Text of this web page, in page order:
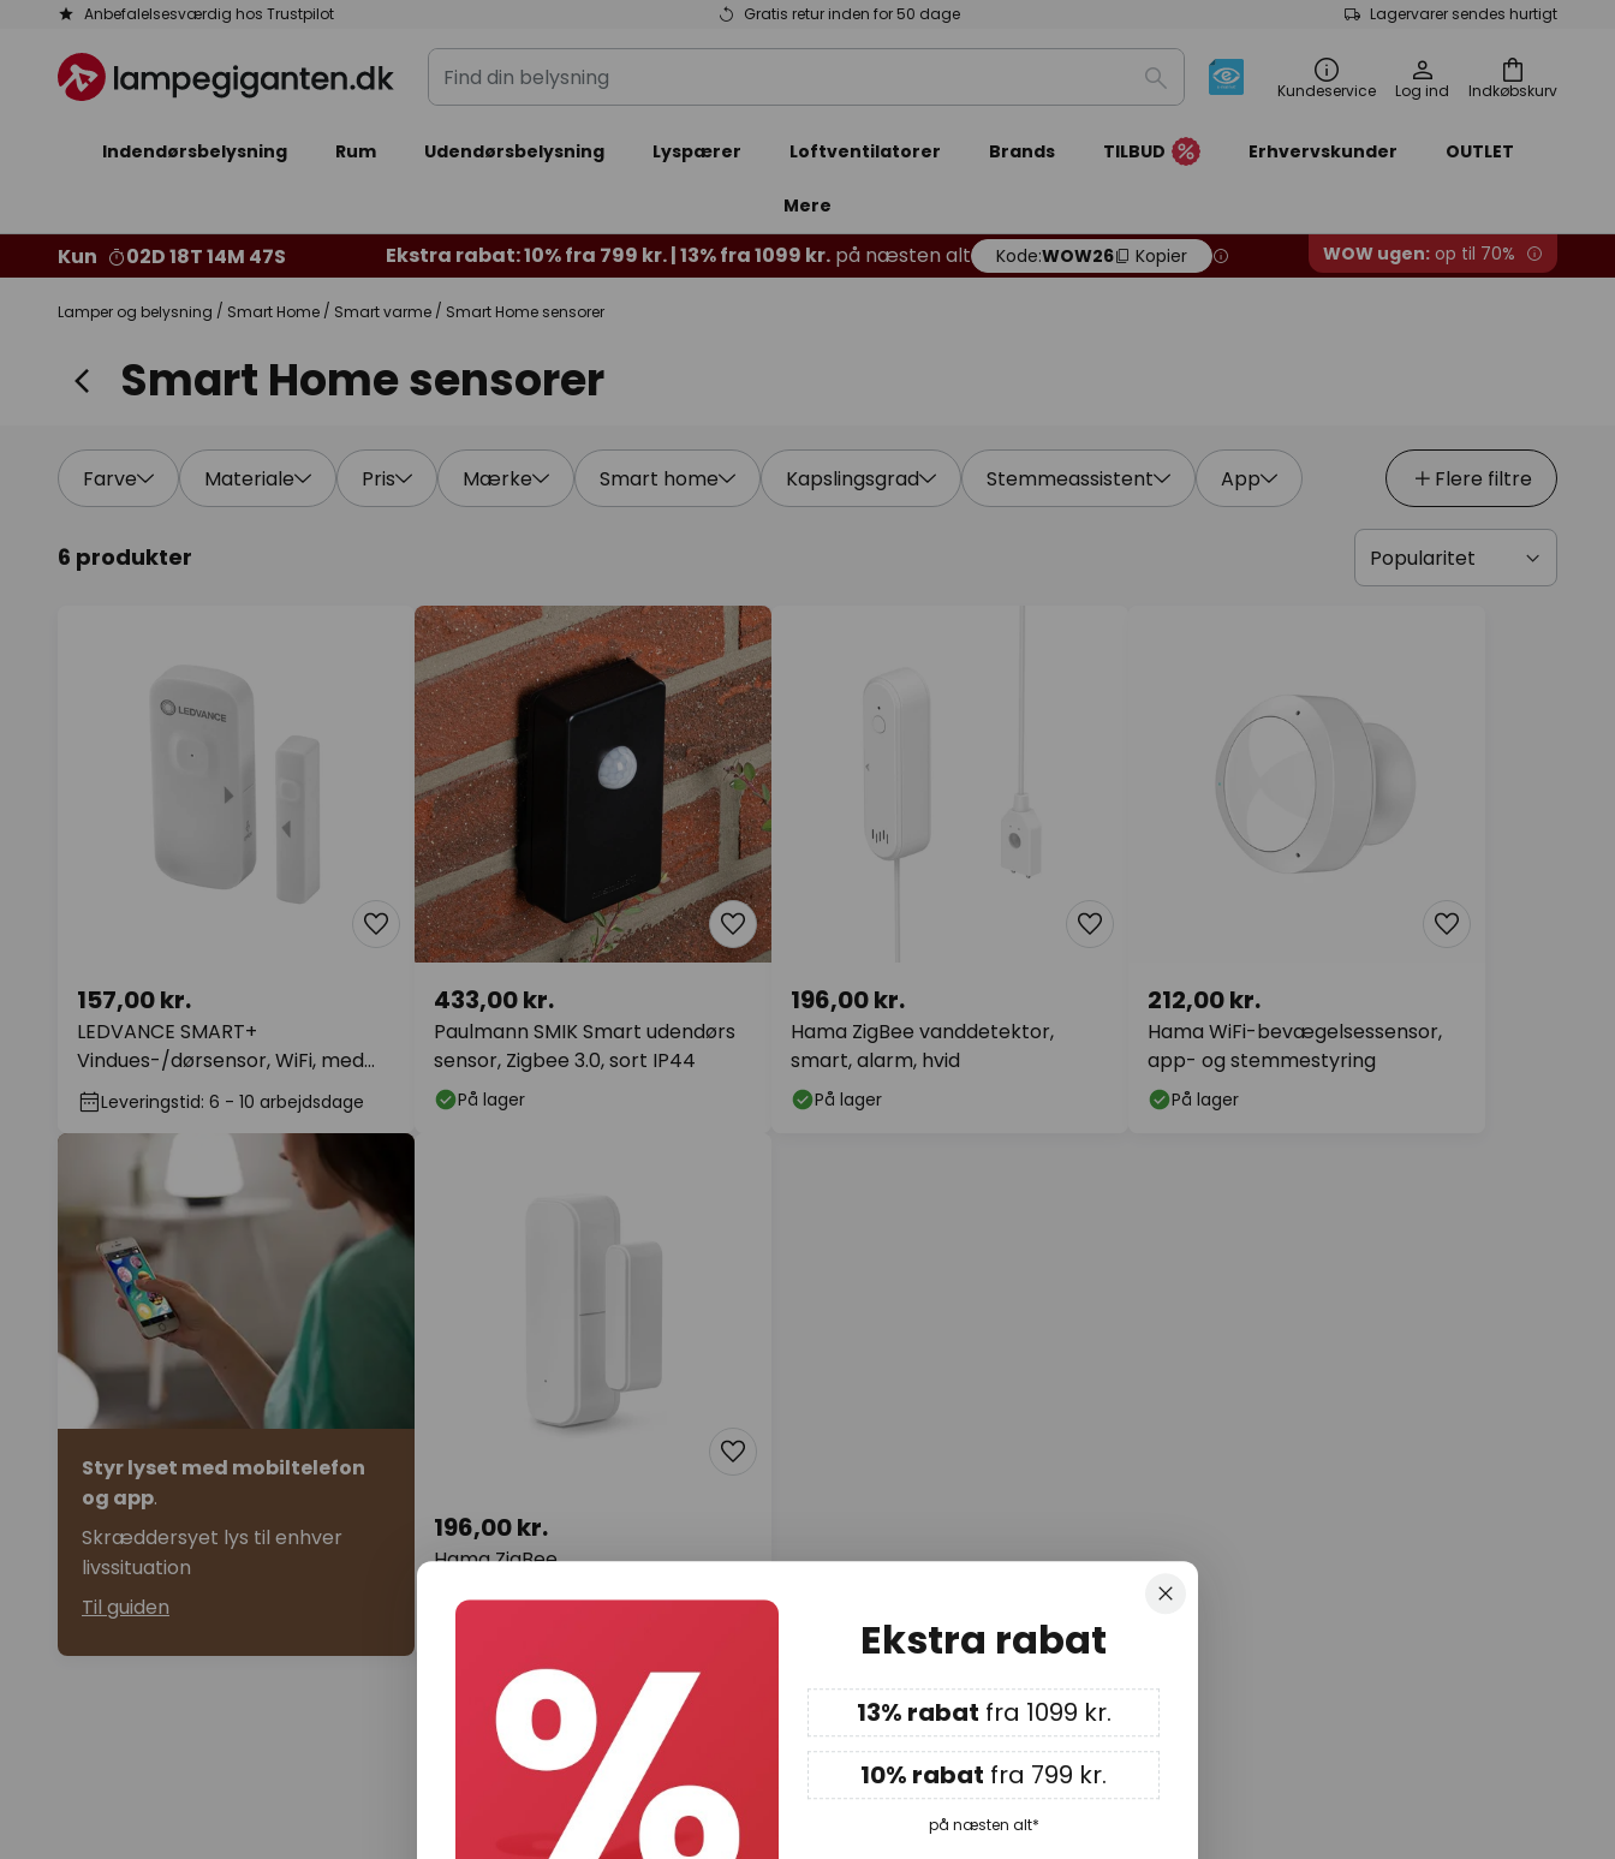
Anbefalelsesværdig hos Trustpilot Gratis retur inden for 50 dage Lagervarer sendes hurtigt
Skip
Content
Indkøbskurv
Find
din
Søg Kundeservice Log ind
Indendørsbelysning Rum Udendørsbelysning Lyspærer Loftventilatorer Brands TILBUD Erhvervskunder OUTLET
Mere
Kun 02D 18T 14M 47S Ekstra rabat: 10% fra 799 kr. | 13% fra 1099 kr. på næsten alt Kode:WOW26 Kopier WOW ugen: op til 70%
Lamper og belysning Smart Home Smart varme Smart Home sensorer
Smart Home sensorer
Farve Materiale Pris Mærke Smart home Kapslingsgrad Stemmeassistent App Flere filtre
6 produkter
LEDVANCE SMART+
Vindues-/dørsensor, WiFi, med
genopladeligt batteri
157,00 kr.
Leveringstid: 6 - 10 arbejdsdage
Paulmann SMIK Smart udendørs
sensor, Zigbee 3.0, sort IP44
433,00 kr.
På lager
Hama ZigBee vanddetektor,
smart, alarm, hvid
196,00 kr.
På lager
Hama WiFi-bevægelsessensor,
app- og stemmestyring
212,00 kr.
På lager
Styr lyset med mobiltelefon
og app.
Skræddersyet lys til enhver
livssituation
Til guiden
Hama ZigBee
magnetisk
196,00 kr.
Nyhedsbrev
Luk
Ekstra rabat
13% rabat fra 1099 kr.
10% rabat fra 799 kr.
på næsten alt*